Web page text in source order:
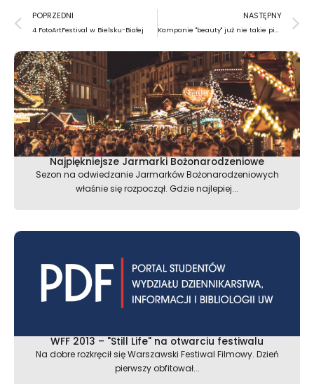
Prev
POPRZEDNI
4 FotoArtFestival w Bielsku-Białej
NASTĘPNY
Kampanie "beauty" już nie takie piękne
Najpiękniejsze Jarmarki Bożonarodzeniowe
Sezon na odwiedzanie Jarmarków Bożonarodzeniowych
właśnie się rozpoczął. Gdzie najlepiej...
WFF 2013 – "Still Life" na otwarciu festiwalu
Na dobre rozkręcił się Warszawski Festiwal Filmowy. Dzień
pierwszy obfitował...